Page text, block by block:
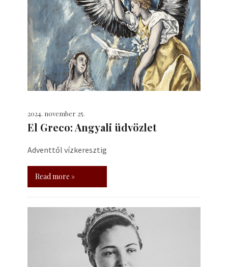
2024. november 25.
El Greco: Angyali üdvözlet
Adventtől vízkeresztig
Read more »